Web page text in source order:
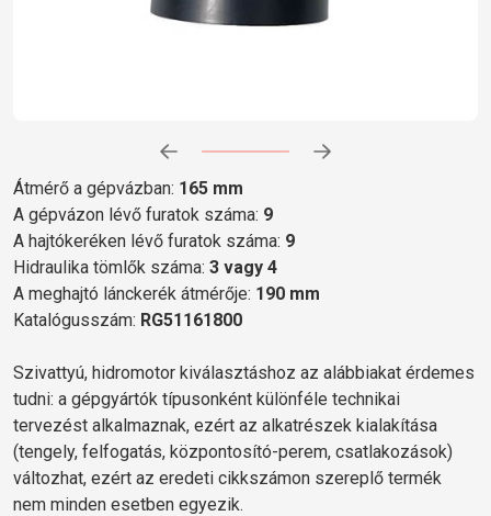
Átmérő a gépvázban: 165 mm
A gépvázon lévő furatok száma: 9
A hajtókeréken lévő furatok száma: 9
Hidraulika tömlők száma: 3 vagy 4
A meghajtó lánckerék átmérője: 190 mm
Katalógusszám: RG51161800
Szivattyú, hidromotor kiválasztáshoz az alábbiakat érdemes
tudni: a gépgyártók típusonként különféle technikai
tervezést alkalmaznak, ezért az alkatrészek kialakítása
(tengely, felfogatás, központosító-perem, csatlakozások)
változhat, ezért az eredeti cikkszámon szereplő termék
nem minden esetben egyezik.